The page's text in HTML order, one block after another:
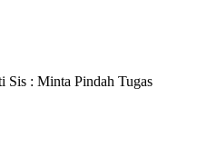
Sis : Minta Pindah Tugas